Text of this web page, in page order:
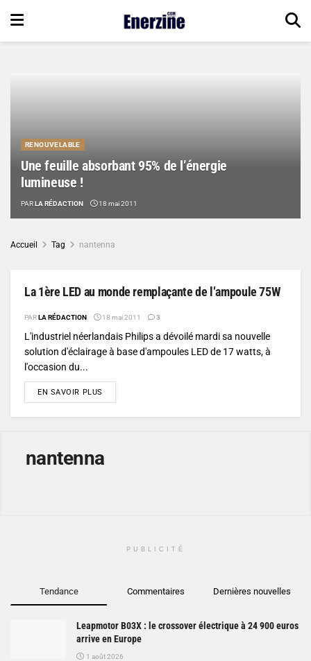
RENOUVELABLE
Une feuille absorbant 95% de l’énergie
lumineuse !
PARLA RÉDACTION 18 mai 2011
Accueil Tag nantenna
La 1ère LED au monde remplaçante de l’ampoule 75W
PARLA RÉDACTION 18 mai 2011 3
L'industriel néerlandais Philips a dévoilé mardi sa nouvelle
solution d'éclairage à base d'ampoules LED de 17 watts, à
l'occasion du...
EN SAVOIR PLUS
nantenna
PUBLICITÉ
Tendance Commentaires Dernières nouvelles
Leapmotor B03X : le crossover électrique à 24 900 euros
arrive en Europe
1 août 2026